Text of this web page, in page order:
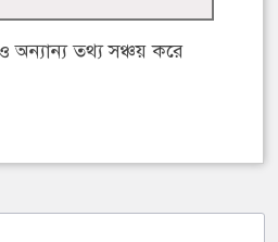
তথ্য সঞ্চয় করে